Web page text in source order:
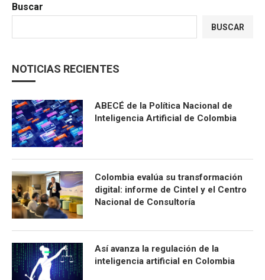
Buscar
BUSCAR
NOTICIAS RECIENTES
ABECÉ de la Política Nacional de
Inteligencia Artificial de Colombia
Colombia evalúa su transformación
digital: informe de Cintel y el Centro
Nacional de Consultoría
Así avanza la regulación de la
inteligencia artificial en Colombia